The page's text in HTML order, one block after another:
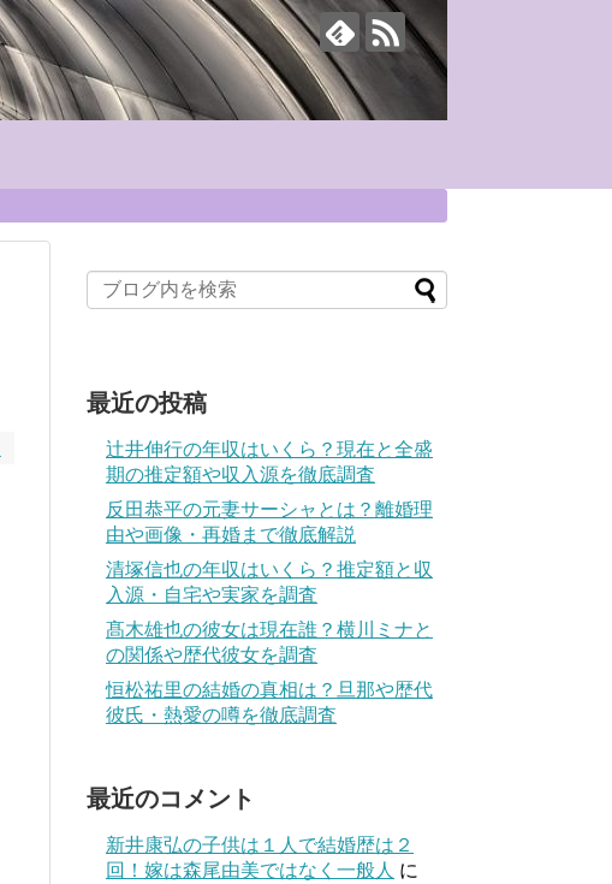
最近の投稿
辻井伸行の年収はいくら？現在と全盛
期の推定額や収入源を徹底調査
反田恭平の元妻サーシャとは？離婚理
由や画像・再婚まで徹底解説
清塚信也の年収はいくら？推定額と収
入源・自宅や実家を調査
髙木雄也の彼女は現在誰？横川ミナと
の関係や歴代彼女を調査
恒松祐里の結婚の真相は？旦那や歴代
彼氏・熱愛の噂を徹底調査
最近のコメント
新井康弘の子供は１人で結婚歴は２
回！嫁は森尾由美ではなく一般人 に